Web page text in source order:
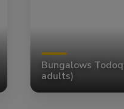
Bungalows
adults)